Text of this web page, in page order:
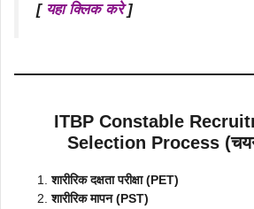
[ यहा क्लिक करे]
ITBP Constable
Selection Process (चयन
शारीरिक दक्षता परीक्षा (PET)
शारीरिक मापन (PST)